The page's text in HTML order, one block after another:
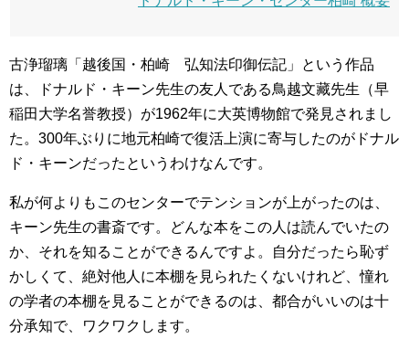
古浄瑠璃「越後国・柏崎 弘知法印御伝記」という作品
は、ドナルド・キーン先生の友人である鳥越文藏先生（早
稲田大学名誉教授）が1962年に大英博物館で発見されまし
た。300年ぶりに地元柏崎で復活上演に寄与したのがドナル
ド・キーンだったというわけなんです。
私が何よりもこのセンターでテンションが上がったのは、
キーン先生の書斎です。どんな本をこの人は読んでいたの
か、それを知ることができるんですよ。自分だったら恥ず
かしくて、絶対他人に本棚を見られたくないけれど、憧れ
の学者の本棚を見ることができるのは、都合がいいのは十
分承知で、ワクワクします。